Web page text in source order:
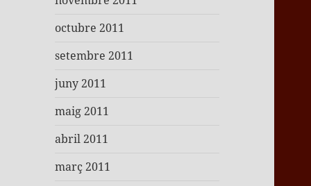
octubre 2011
setembre 2011
juny 2011
maig 2011
abril 2011
març 2011